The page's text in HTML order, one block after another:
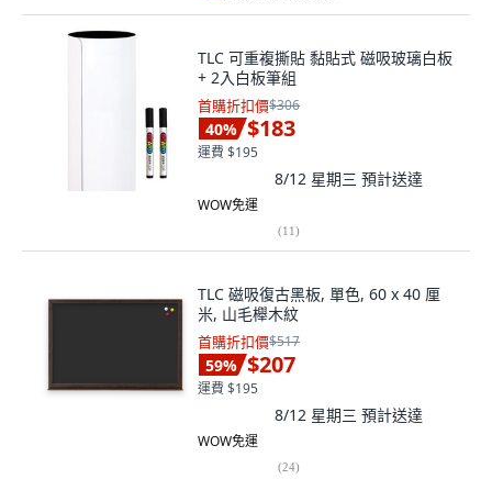
TLC 可重複撕貼 黏貼式 磁吸玻璃白板
+ 2入白板筆組
首購折扣價$306
40% $183
運費 $195
8/12 星期三 預計送達
WOW免運
(11)
TLC 磁吸復古黑板, 單色, 60 x 40 厘
米, 山毛櫸木紋
首購折扣價$517
59% $207
運費 $195
8/12 星期三 預計送達
WOW免運
(24)